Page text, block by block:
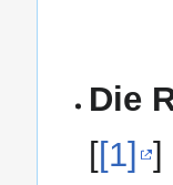
Die
[[1] ]